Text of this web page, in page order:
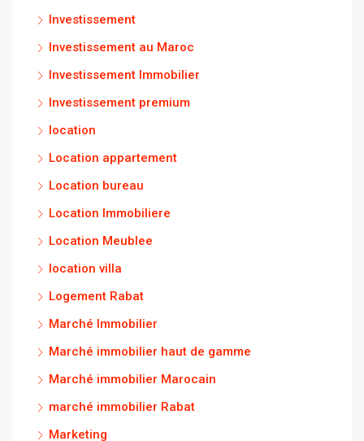
Investissement
Investissement au Maroc
Investissement Immobilier
Investissement premium
location
Location appartement
Location bureau
Location Immobiliere
Location Meublee
location villa
Logement Rabat
Marché Immobilier
Marché immobilier haut de gamme
Marché immobilier Marocain
marché immobilier Rabat
Marketing